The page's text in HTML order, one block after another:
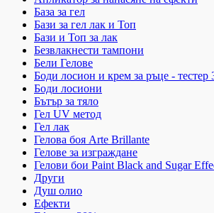
База за гел
Бази за гел лак и Топ
Бази и Топ за лак
Безвлакнести тампони
Бели Гелове
Боди лосион и крем за ръце - тестер
Боди лосиони
Бътър за тяло
Гел UV метод
Гел лак
Гелова боя Arte Brillante
Гелове за изграждане
Гелови бои Paint Black and Sugar
Други
Душ олио
Ефекти